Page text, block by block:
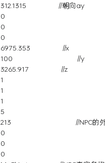
312.1315 //朝向ay
0
0
0
6975.353 //x
100 //y
3265.917 //z
1
1
1
5
213 //NPC的外观模
0
0
0